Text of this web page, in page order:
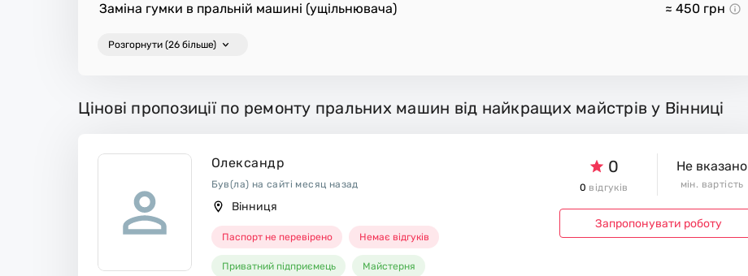
Заміна гумки в пральній машині (ущільнювача) ≈ 450 грн
Розгорнути (26 більше)
Цінові пропозиції по ремонту пральних машин від найкращих майстрів у Вінниці
Олександр
Був(ла) на сайті месяц назад
Вінниця
Паспорт не перевірено Немає відгуків
Приватний підприємець Майстерня
0
0 відгуків
Не вказано
мін. вартість
Запропонувати роботу